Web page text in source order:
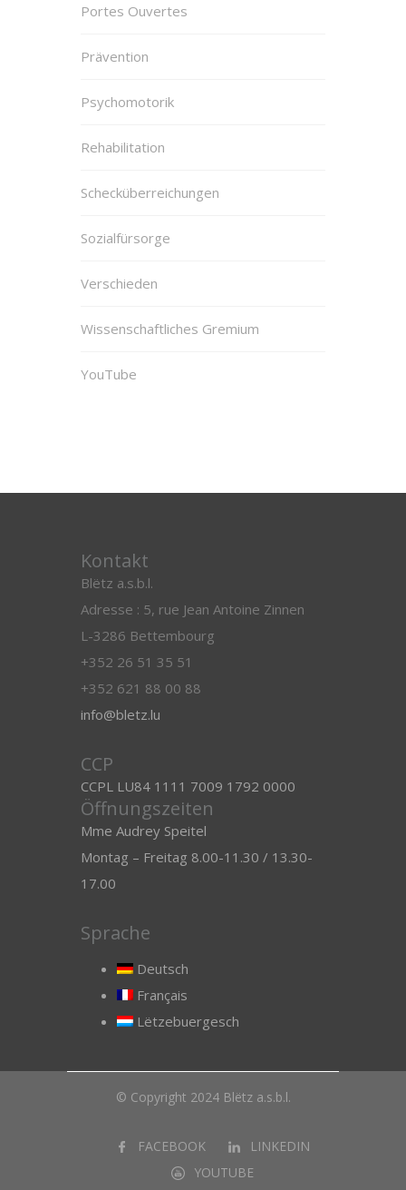
Portes Ouvertes
Prävention
Psychomotorik
Rehabilitation
Schecküberreichungen
Sozialfürsorge
Verschieden
Wissenschaftliches Gremium
YouTube
Kontakt
Blëtz a.s.b.l.
Adresse : 5, rue Jean Antoine Zinnen
L-3286 Bettembourg
+352 26 51 35 51
+352 621 88 00 88
info@bletz.lu
CCP
CCPL LU84 1111 7009 1792 0000
Öffnungszeiten
Mme Audrey Speitel
Montag – Freitag 8.00-11.30 / 13.30-
17.00
Sprache
Deutsch
Français
Lëtzebuergesch
© Copyright 2024 Blëtz a.s.b.l.
FACEBOOK
LINKEDIN
YOUTUBE